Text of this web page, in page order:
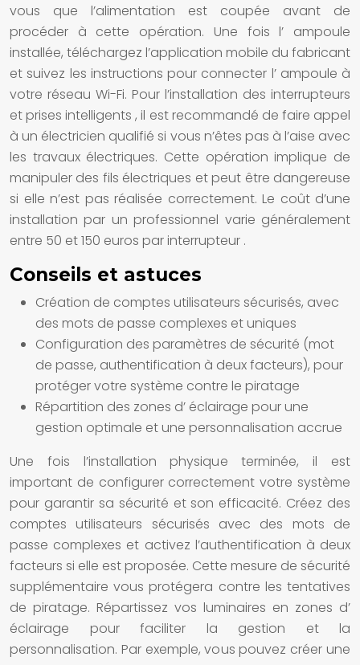
vous que l’alimentation est coupée avant de
procéder à cette opération. Une fois l’ ampoule
installée, téléchargez l’application mobile du fabricant
et suivez les instructions pour connecter l’ ampoule à
votre réseau Wi-Fi. Pour l’installation des interrupteurs
et prises intelligents, il est recommandé de faire appel
à un électricien qualifié si vous n’êtes pas à l’aise avec
les travaux électriques. Cette opération implique de
manipuler des fils électriques et peut être dangereuse
si elle n’est pas réalisée correctement. Le coût d’une
installation par un professionnel varie généralement
entre 50 et 150 euros parinterrupteur .
Conseils et astuces
Création de comptes utilisateurs sécurisés, avec
des mots de passe complexes et uniques
Configuration des paramètres de sécurité (mot
de passe, authentification à deux facteurs), pour
protéger votre système contre le piratage
Répartition des zones d’ éclairage pour une
gestion optimale et une personnalisation accrue
Une fois l’installation physique terminée, il est
important de configurer correctement votre système
pour garantir sa sécurité et son efficacité. Créez des
comptes utilisateurs sécurisés avec des mots de
passe complexes et activez l’authentification à deux
facteurs si elle est proposée. Cette mesure de sécurité
supplémentaire vous protégera contre les tentatives
de piratage. Répartissez vos luminaires en zones d’
éclairage pour faciliter la gestion et la
personnalisation. Par exemple, vous pouvez créer une